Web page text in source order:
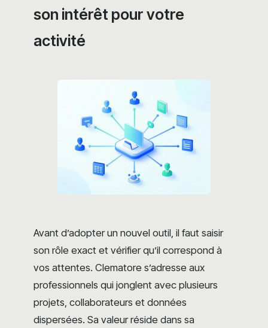
son intérêt pour votre
activité
Avant d’adopter un nouvel outil, il faut saisir
son rôle exact et vérifier qu’il correspond à
vos attentes. Clematore s’adresse aux
professionnels qui jonglent avec plusieurs
projets, collaborateurs et données
dispersées. Sa valeur réside dans sa